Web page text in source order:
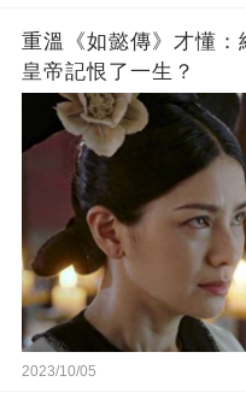
重溫《如懿傳》才懂
皇帝記恨了一生？
2023/10/05